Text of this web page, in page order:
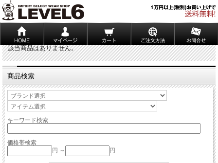
該当商品はありません。
商品検索
キーワード検索
価格帯検索
円 ～
円